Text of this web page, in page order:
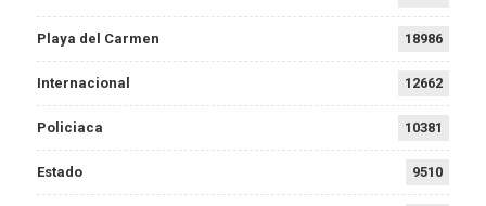
Playa del Carmen 18986
Internacional 12662
Policiaca 10381
Estado 9510